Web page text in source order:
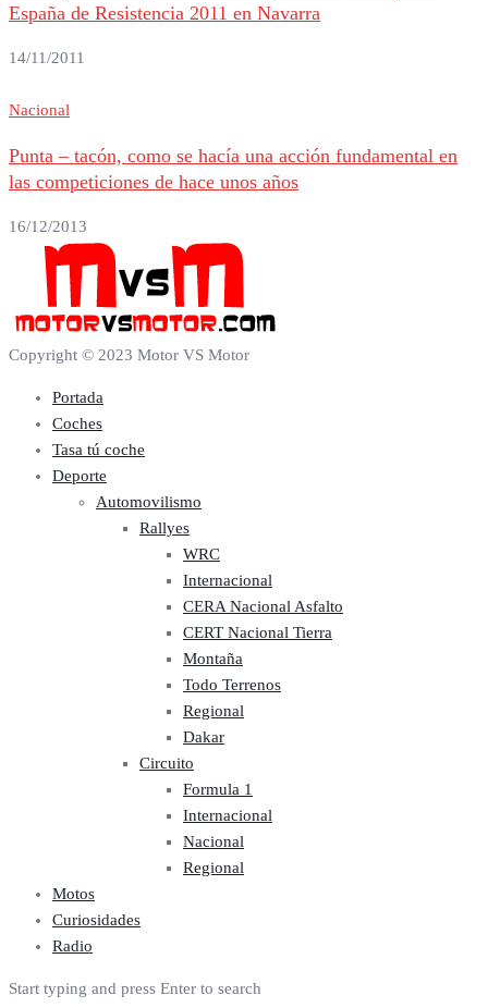
España de Resistencia 2011 en Navarra
14/11/2011
Nacional
Punta – tacón, como se hacía una acción fundamental en
las competiciones de hace unos años
16/12/2013
Copyright © 2023 Motor VS Motor
Portada
Coches
Tasa tú coche
Deporte
Automovilismo
Rallyes
WRC
Internacional
CERA Nacional Asfalto
CERT Nacional Tierra
Montaña
Todo Terrenos
Regional
Dakar
Circuito
Formula 1
Internacional
Nacional
Regional
Motos
Curiosidades
Radio
Start typing and press Enter to search